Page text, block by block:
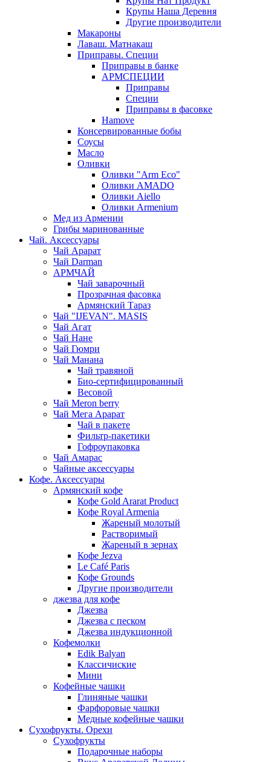
Крупы Наша Деревня
Другие производители
Макароны
Лаваш. Матнакаш
Приправы. Специи
Приправы в банке
АРМСПЕЦИИ
Приправы
Специи
Приправы в фасовке
Hamove
Консервированные бобы
Соусы
Масло
Оливки
Оливки "Arm Eco"
Оливки AMADO
Оливки Aiello
Оливки Armenium
Мед из Армении
Грибы маринованные
Чай. Аксессуары
Чай Арарат
Чай Darman
АРМЧАЙ
Чай заварочный
Прозрачная фасовка
Армянский Тараз
Чай "IJEVAN". MASIS
Чай Агат
Чай Нане
Чай Гюмри
Чай Манана
Чай травяной
Био-сертифицированный
Весовой
Чай Meron berry
Чай Мега Арарат
Чай в пакете
Фильтр-пакетики
Гофроупаковка
Чай Амарас
Чайные аксессуары
Кофе. Аксессуары
Армянский кофе
Кофе Gold Ararat Product
Кофе Royal Armenia
Жареный молотый
Растворимый
Жареный в зернах
Кофе Jezva
Le Café Paris
Кофе Grounds
Другие производители
джезва для кофе
Джезва
Джезва с песком
Джезва индукционной
Кофемолки
Edik Balyan
Классичиские
Мини
Кофейные чашки
Глиняные чашки
Фарфоровые чашки
Медные кофейные чашки
Сухофрукты. Орехи
Сухофрукты
Подарочные наборы